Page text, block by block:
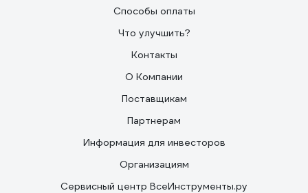
Способы оплаты
Что улучшить?
Контакты
О Компании
Поставщикам
Партнерам
Информация для инвесторов
Организациям
Сервисный центр ВсеИнструменты.ру